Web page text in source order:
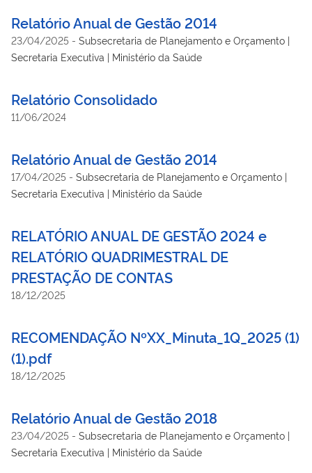
Relatório Anual de Gestão 2014
23/04/2025 - Subsecretaria de Planejamento e Orçamento |
Secretaria Executiva | Ministério da Saúde
Relatório Consolidado
11/06/2024
Relatório Anual de Gestão 2014
17/04/2025 - Subsecretaria de Planejamento e Orçamento |
Secretaria Executiva | Ministério da Saúde
RELATÓRIO ANUAL DE GESTÃO 2024 e
RELATÓRIO QUADRIMESTRAL DE
PRESTAÇÃO DE CONTAS
18/12/2025
RECOMENDAÇÃO NºXX_Minuta_1Q_2025 (1)
(1).pdf
18/12/2025
Relatório Anual de Gestão 2018
23/04/2025 - Subsecretaria de Planejamento e Orçamento |
Secretaria Executiva | Ministério da Saúde